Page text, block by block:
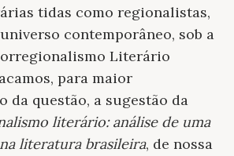
tidas como regionalistas,
contemporâneo, sob a
Literário
para maior
da questão, a sugestão da
literário: análise de uma
literatura brasileira, de nossa